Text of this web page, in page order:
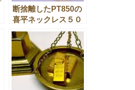
断捨離したPT850の
喜平ネックレス５０
gの本日の買取価格
は？